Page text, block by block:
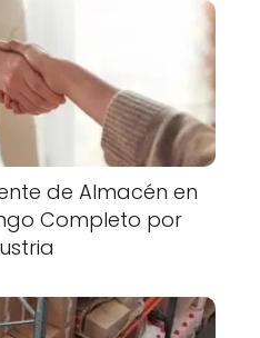
de Almacén en
Completo por